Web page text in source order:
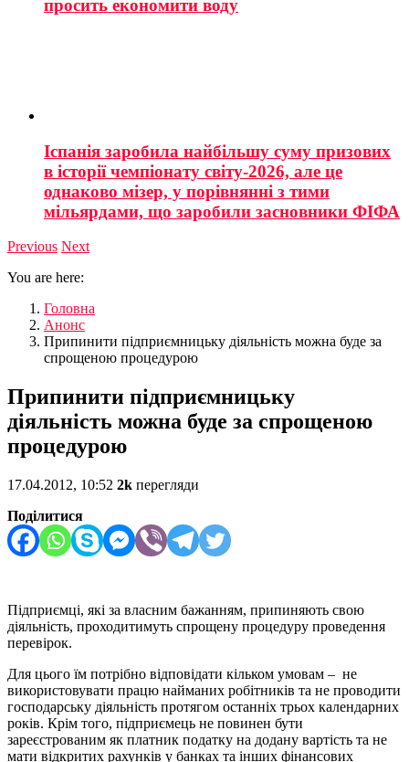
просить економити воду
Іспанія заробила найбільшу суму призових
в історії чемпіонату світу-2026, але це
однаково мізер, у порівнянні з тими
мільярдами, що заробили засновники ФІФА
Previous Next
You are here:
Головна
Анонс
Припинити підприємницьку діяльність можна буде за
спрощеною процедурою
Припинити підприємницьку
діяльність можна буде за спрощеною
процедурою
17.04.2012, 10:52 2k перегляди
Поділитися
Підприємці, які за власним бажанням, припиняють свою
діяльність, проходитимуть спрощену процедуру проведення
перевірок.
Для цього їм потрібно відповідати кільком умовам – не
використовувати працю найманих робітників та не проводити
господарську діяльність протягом останніх трьох календарних
років. Крім того, підприємець не повинен бути
зареєстрованим як платник податку на додану вартість та не
мати відкритих рахунків у банках та інших фінансових